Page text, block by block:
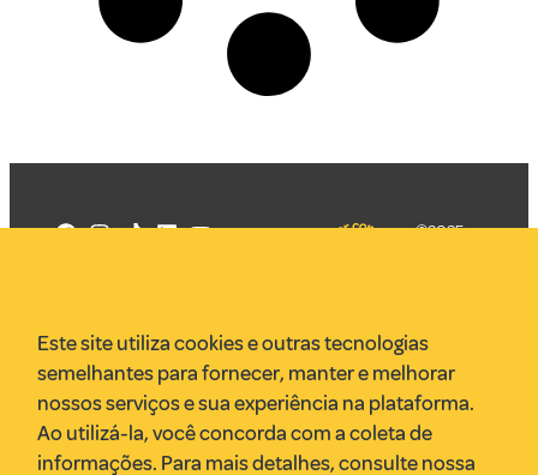
VR Assessoria
Parcerias
Envie uma pauta
Anuncie
©2025
Este site utiliza cookies e outras tecnologias
semelhantes para fornecer, manter e melhorar
nossos serviços e sua experiência na plataforma.
Ao utilizá-la, você concorda com a coleta de
informações. Para mais detalhes, consulte nossa